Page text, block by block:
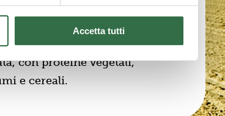
Accetta tutti
è la proposta di Valfrutta
Ricette pratiche,
di nutrienti, orientate a una
con proteine vegetali,
e cereali.